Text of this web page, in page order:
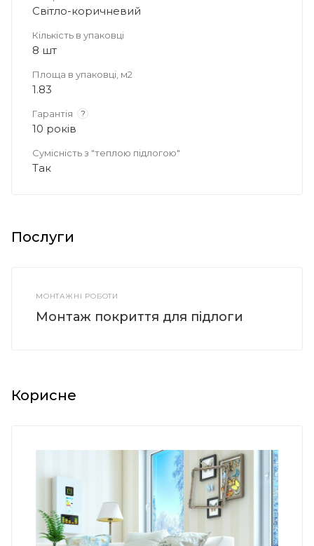
Світло-коричневий
Кількість в упаковці
8 шт
Площа в упаковці, м2
1.83
Гарантія ?
10 років
Сумісність з "теплою підлогою"
Так
Послуги
МОНТАЖНІ РОБОТИ
Монтаж покриття для підлоги
Корисне